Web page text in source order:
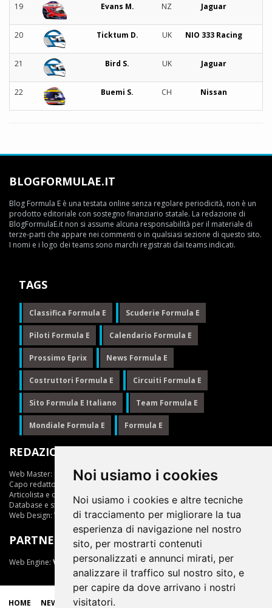
Noi usiamo i cookies
Noi usiamo i cookies e altre tecniche
di tracciamento per migliorare la tua
esperienza di navigazione nel nostro
sito, per mostrarti contenuti
personalizzati e annunci mirati, per
analizzare il traffico sul nostro sito, e
per capire da dove arrivano i nostri
visitatori.
19 Evans M. NZ Jaguar
20 Ticktum D. UK NIO 333 Racing
21 Bird S. UK Jaguar
22 Buemi S. CH Nissan
BLOGFORMULAE.IT
Blog Formula E è una testata online senza regolare periodicità, non è un
prodotto editoriale con sostegno finanziario statale. La redazione di
BlogFormulaE.it non si assume alcuna responsabilità per il materiale di
terze-parti che appare nei commenti o in qualsiasi sezione di questo sito.
I nomi e i logo dei teams sono marchi registrati dai teams indicati.
TAGS
Classifica Formula E Scuderie Formula E
Piloti Formula E Calendario Formula E
Prossimo Eprix News Formula E
Costruttori Formula E Circuiti Formula E
Sito Formula E Italiano Team Formula E
Mondiale Formula E Formula E
REDAZIONE
Web Master:
Ing.Daniele Muscarella
Capo redattore:
Giuseppe Cianci
Articolista e opinionista:
Giuseppe Cianci
Database e statistiche: Marcella Toschi
Web Design: Vittorio Arena
PARTNER
Web Engine: ViDa 3.0
HOME NEWS LIVE EPRIX